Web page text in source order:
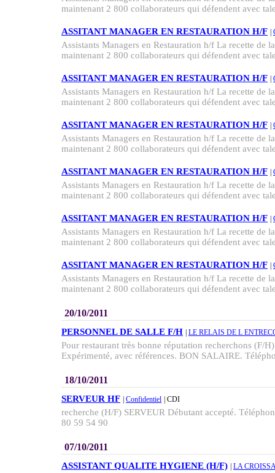
maintenant 2 800 collaborateurs qui défendent avec
ASSITANT MANAGER EN RESTAURATION H/F
Assistants Managers en Restauration h/f La recette de
maintenant 2 800 collaborateurs qui défendent avec
ASSITANT MANAGER EN RESTAURATION H/F
Assistants Managers en Restauration h/f La recette de
maintenant 2 800 collaborateurs qui défendent avec
ASSITANT MANAGER EN RESTAURATION H/F
Assistants Managers en Restauration h/f La recette de
maintenant 2 800 collaborateurs qui défendent avec
ASSITANT MANAGER EN RESTAURATION H/F
Assistants Managers en Restauration h/f La recette de
maintenant 2 800 collaborateurs qui défendent avec
ASSITANT MANAGER EN RESTAURATION H/F
Assistants Managers en Restauration h/f La recette de
maintenant 2 800 collaborateurs qui défendent avec
ASSITANT MANAGER EN RESTAURATION H/F
Assistants Managers en Restauration h/f La recette de
maintenant 2 800 collaborateurs qui défendent avec
20/10/2011
PERSONNEL DE SALLE F/H LE RELAIS DE L
Pour restaurant très bonne réputation recherchons (F/
Expérimenté, avec références. BON SALAIRE.
18/10/2011
SERVEUR HF Confidentiel | CDI
recherche (H/F) SERVEUR Débutant accepté.
80 59 54 90
07/10/2011
ASSISTANT QUALITE HYGIENE (H/F) LA